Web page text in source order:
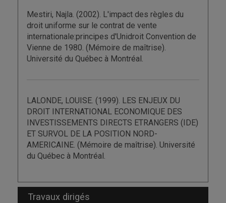
Mestiri, Najla. (2002). L'impact des règles du
droit uniforme sur le contrat de vente
internationale:principes d'Unidroit Convention de
Vienne de 1980. (Mémoire de maîtrise).
Université du Québec à Montréal.
LALONDE, LOUISE. (1999). LES ENJEUX DU
DROIT INTERNATIONAL ECONOMIQUE DES
INVESTISSEMENTS DIRECTS ETRANGERS (IDE)
ET SURVOL DE LA POSITION NORD-
AMERICAINE. (Mémoire de maîtrise). Université
du Québec à Montréal.
Travaux dirigés